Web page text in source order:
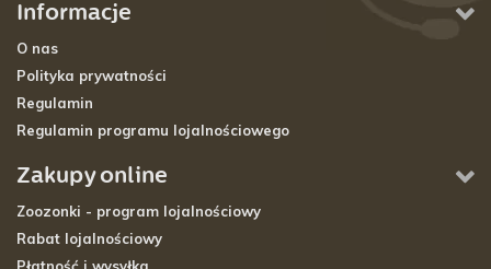
Informacje
O nas
Polityka prywatności
Regulamin
Regulamin programu lojalnościowego
Zakupy online
Zoozonki - program lojalnościowy
Rabat lojalnościowy
Płatność i wysyłka